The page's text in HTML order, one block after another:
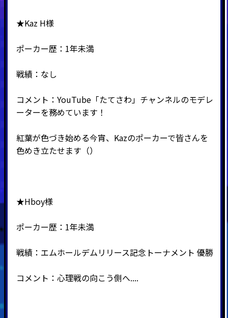
★Kaz H様
ポーカー歴：1年未満
戦績：なし
コメント：YouTube「たてさわ」チャンネルのモデレ
ーターを務めています！
紅葉が色づき始める今宵、Kazのポーカーで皆さんを
色めき立たせます（）
★Hboy様
ポーカー歴：1年未満
戦績：エムホールデムリリース記念トーナメント 優勝
コメント：心理戦の向こう側へ....